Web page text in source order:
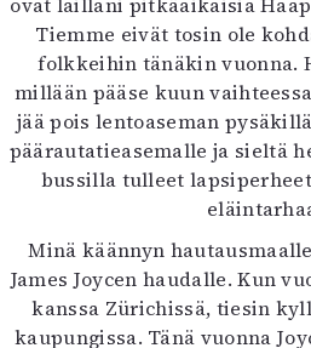
ovat laillani pitkäaikaisia
Tiemme eivät tosin ole
folkkeihin tänäkin vuonna.
millään pääse kuun
jää pois lentoaseman
päärautatieasemalle ja sieltä
bussilla tulleet
Minä käännyn
James Joycen haudalle. Kun
kanssa Zürichissä, tiesin
kaupungissa. Tänä vuonna